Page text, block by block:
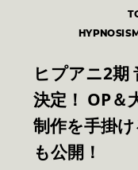
ヒプアニ2期
決定！ OP＆
制作を手掛
も公開！